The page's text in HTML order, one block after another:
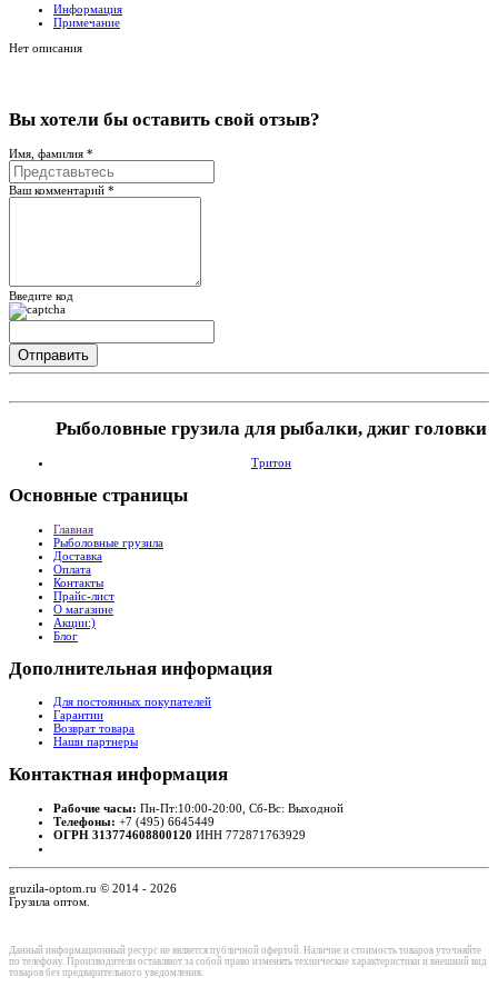
Информация
Примечание
Нет описания
Вы хотели бы оставить свой отзыв?
Имя, фамилия *
Ваш комментарий *
Введите код
Рыболовные грузила для рыбалки, джиг головки
Тритон
Основные страницы
Главная
Рыболовные грузила
Доставка
Оплата
Контакты
Прайс-лист
О магазине
Акции:)
Блог
Дополнительная информация
Для постоянных покупателей
Гарантии
Возврат товара
Наши партнеры
Контактная информация
Рабочие часы: Пн-Пт:10:00-20:00, Сб-Вс: Выходной
Телефоны: +7 (495) 6645449
ОГРН 313774608800120 ИНН 772871763929
gruzila-optom.ru © 2014 - 2026
Грузила оптом.
Данный информационный ресурс не является публичной офертой. Наличие и стоимость товаров уточняйте
по телефону. Производители оставляют за собой право изменять технические характеристики и внешний вид
товаров без предварительного уведомления.